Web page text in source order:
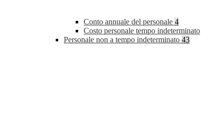
Conto annuale del personale 4
Costo personale tempo indeterminato
Personale non a tempo indeterminato 43